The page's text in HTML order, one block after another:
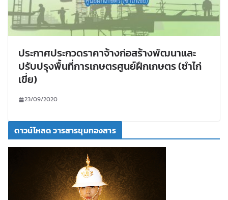
ประกาศประกวดราคาจ้างก่อสร้างพัฒนาและ
ปรับปรุงพื้นที่การเกษตรศูนย์ฝึกเกษตร (ซำไก่
เขี่ย)
23/09/2020
ดาวน์โหลด วารสารขุมทองสาร